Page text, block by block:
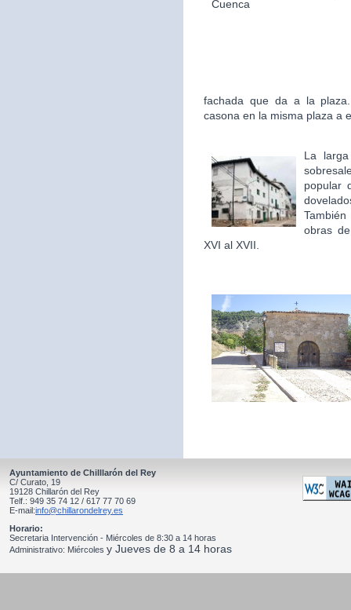
fachada que da a la
casona en la misma plaza a
La
popular
obras
XVI al XVII.
Ayuntamiento de Chilllarón del Rey
C/ Curato, 19
19128 Chillarón del Rey
Telf.: 949 35 74 12 / 617 77 70 69
E-mail:info@chillarondelrey.es
Horario:
Secretaria Intervención - Miércoles de 8:30 a 14 horas
Administrativo: Miércoles y Jueves de 8 a 14 horas